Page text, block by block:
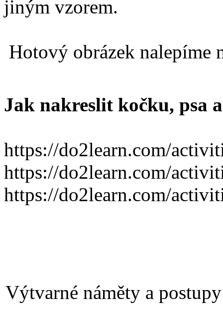
jiným vzorem.
Hotový obrázek nalepíme
Jak nakreslit kočku, psa
https://do2learn.com/
https://do2learn.com/
https://do2learn.com/
Výtvarné náměty a